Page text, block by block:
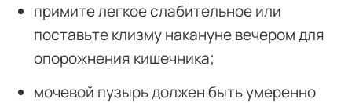
примите легкое слабительное или
поставьте клизму накануне вечером для
опорожнения кишечника;
мочевой пузырь должен быть умеренно